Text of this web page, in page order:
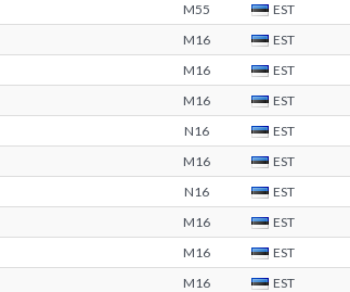
M55 EST
M16 EST
M16 EST
M16 EST
N16 EST
M16 EST
N16 EST
M16 EST
M16 EST
M16 EST